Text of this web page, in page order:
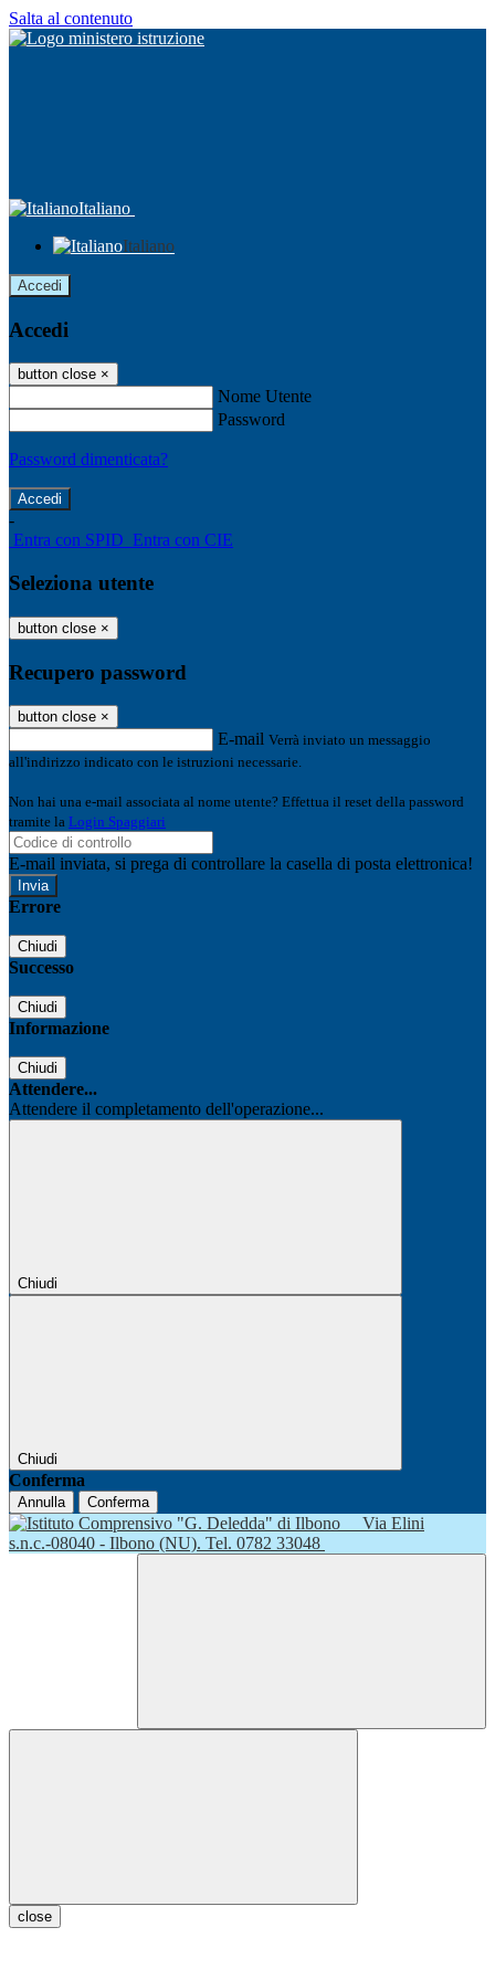
Salta al contenuto
Italiano
Italiano
Accedi
Accedi
button close ×
Nome Utente
Password
Password dimenticata?
-
Entra con SPID Entra con CIE
Seleziona utente
button close ×
Recupero password
button close ×
E-mail Verrà inviato un messaggio
all'indirizzo indicato con le istruzioni necessarie.
Non hai una e-mail associata al nome utente? Effettua il reset della password
tramite la Login Spaggiari
E-mail inviata, si prega di controllare la casella di posta elettronica!
Errore
Chiudi
Successo
Chiudi
Informazione
Chiudi
Attendere...
Attendere il completamento dell'operazione...
Chiudi
Chiudi
Conferma
Annulla Conferma
Via Elini
s.n.c.-08040 - Ilbono (NU). Tel. 0782 33048
close